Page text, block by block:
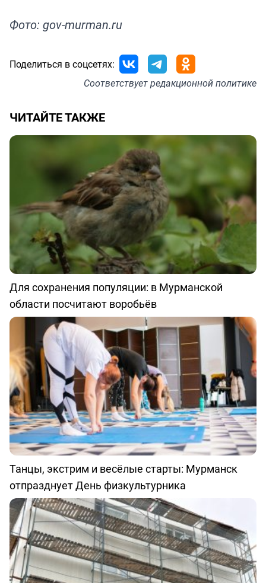
Фото: gov-murman.ru
Поделиться в соцсетях:
Соответствуетредакционной политике
ЧИТАЙТЕ ТАКЖЕ
Для сохранения популяции: в Мурманской
области посчитают воробьёв
Танцы, экстрим и весёлые старты: Мурманск
отпразднует День физкультурника